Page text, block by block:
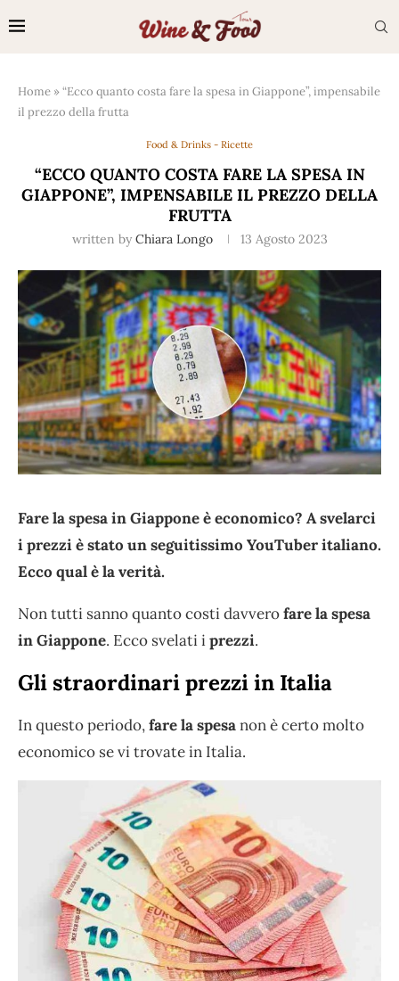
Home »“Ecco quanto costa fare la spesa in Giappone”, impensabile
il prezzo della frutta
Food & Drinks - Ricette
“ECCO QUANTO COSTA FARE LA SPESA IN
GIAPPONE”, IMPENSABILE IL PREZZO DELLA
FRUTTA
written by Chiara Longo 13 Agosto 2023
Fare la spesa in Giappone è economico? A svelarci
i prezzi è stato un seguitissimo YouTuber italiano.
Ecco qual è la verità.
Non tutti sanno quanto costi davverofare la spesa
in Giappone. Ecco svelati iprezzi.
Gli straordinari prezzi in Italia
In questo periodo,fare la spesanon è certo molto
economico se vi trovate in Italia.